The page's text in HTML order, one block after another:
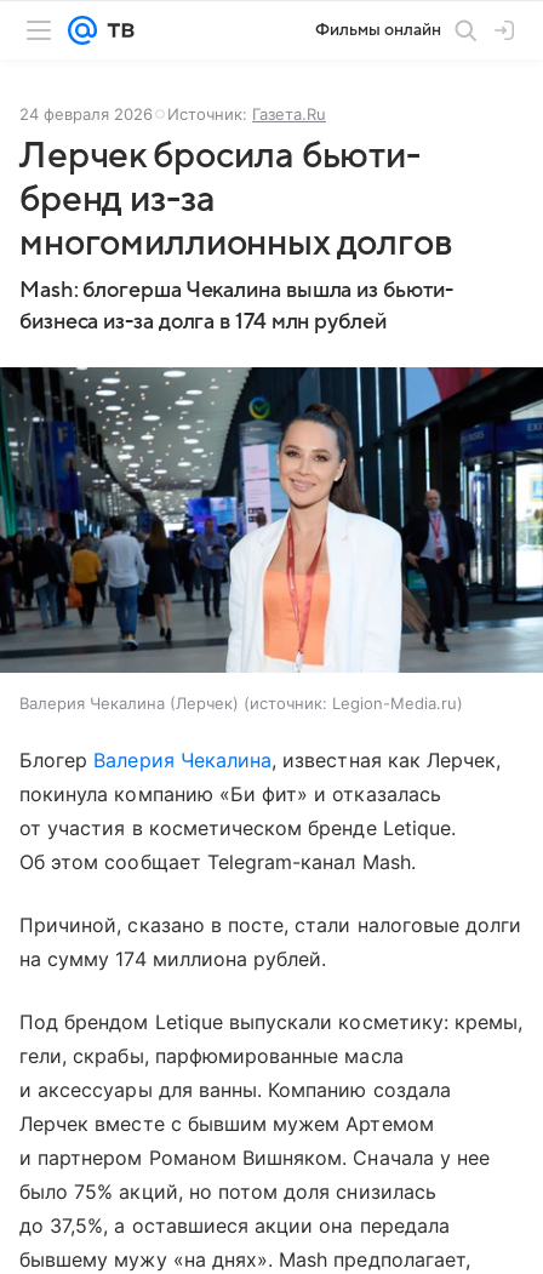
Фильмы онлайн
24 февраля 2026 Источник: Газета.Ru
Лерчек бросила бьюти-
бренд из-за
многомиллионных долгов
Mash: блогерша Чекалина вышла из бьюти-
бизнеса из-за долга в 174 млн рублей
Валерия Чекалина (Лерчек) источник: Legion-Media.ru
Блогер Валерия Чекалина, известная как Лерчек,
покинула компанию «Би фит» и отказалась
от участия в косметическом бренде Letique.
Об этом сообщает Telegram-канал Mash.
Причиной, сказано в посте, стали налоговые долги
на сумму 174 миллиона рублей.
Под брендом Letique выпускали косметику: кремы,
гели, скрабы, парфюмированные масла
и аксессуары для ванны. Компанию создала
Лерчек вместе с бывшим мужем Артемом
и партнером Романом Вишняком. Сначала у нее
было 75% акций, но потом доля снизилась
до 37,5%, а оставшиеся акции она передала
бывшему мужу «на днях». Mash предполагает,